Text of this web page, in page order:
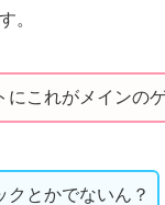
。
にこれがメインの
クとかでないん？